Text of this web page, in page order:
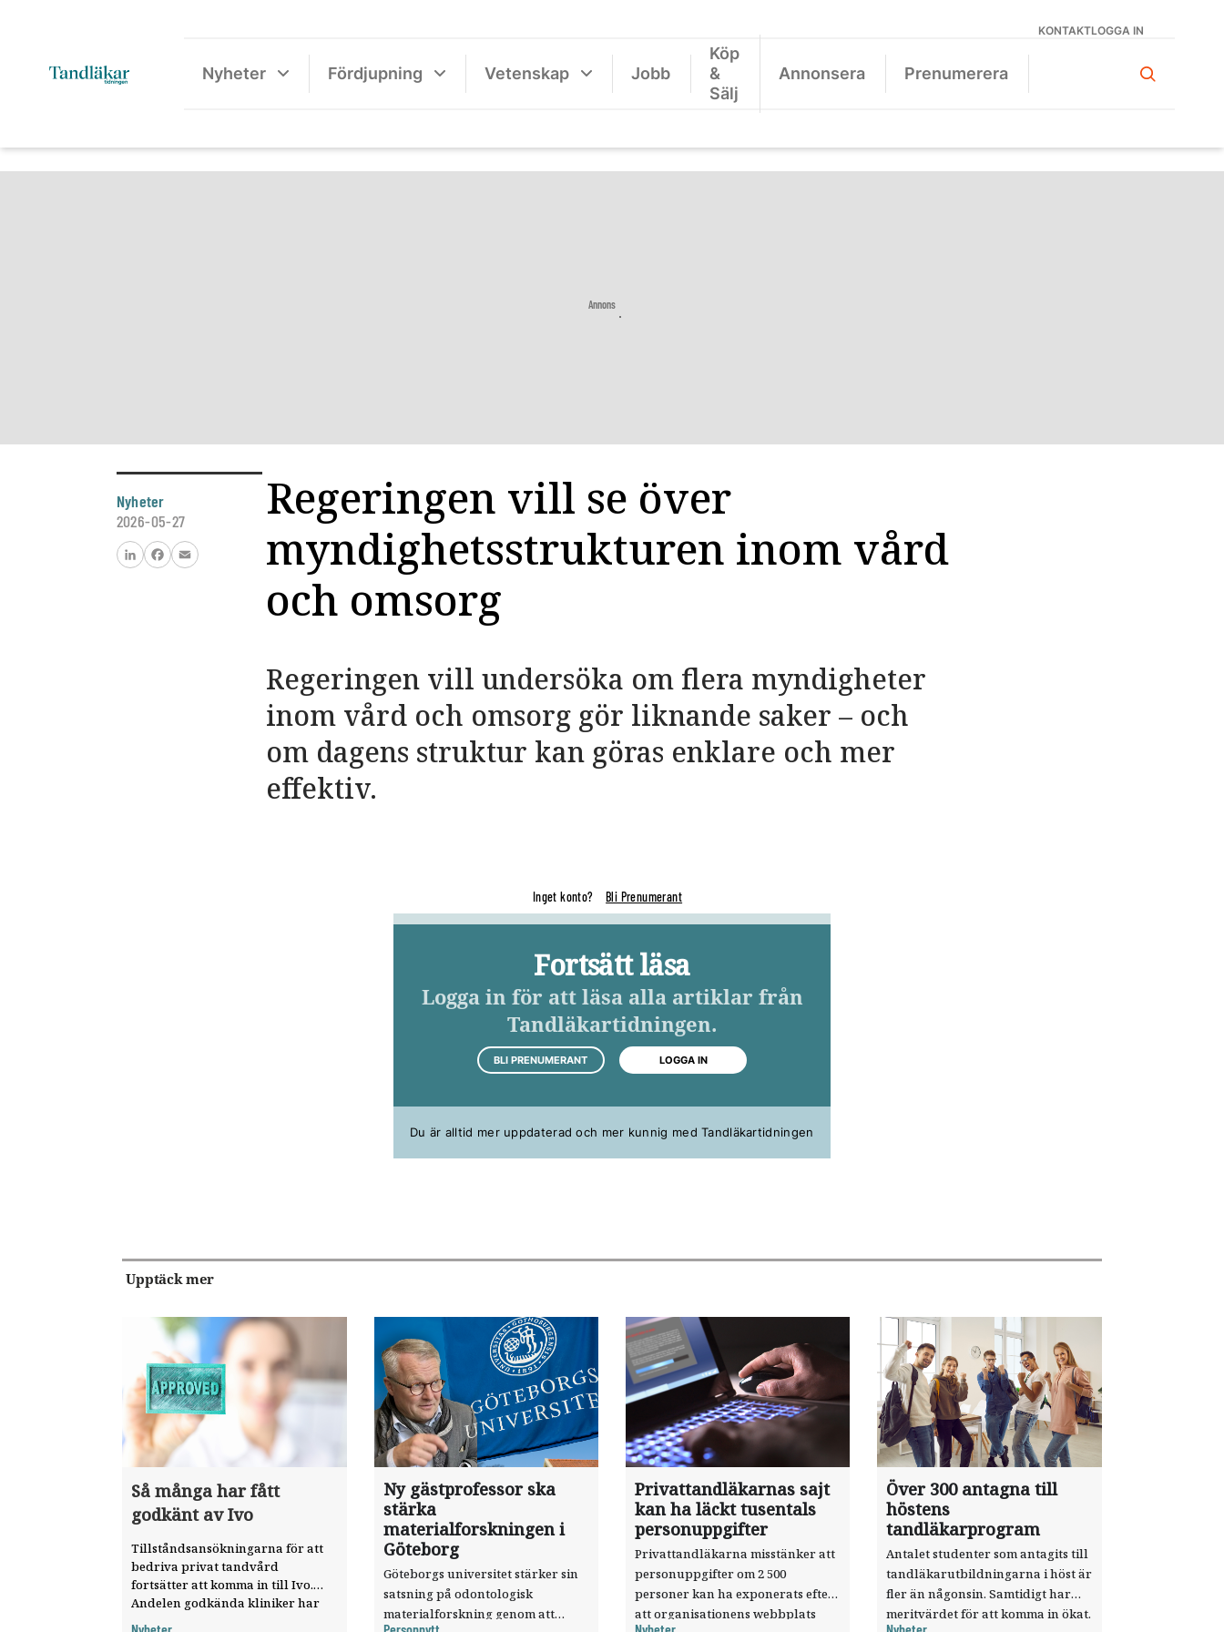
KONTAKTLOGGA IN
Nyheter Fördjupning Vetenskap Jobb
Köp
&
Sälj
Annonsera Prenumerera
Annons
Nyheter
2026-05-27
FacebookEmail
Regeringen vill se över
myndighetsstrukturen inom vård
och omsorg
Regeringen vill undersöka om flera myndigheter
inom vård och omsorg gör liknande saker – och
om dagens struktur kan göras enklare och mer
effektiv.
Inget konto? Bli Prenumerant
Fortsätt läsa
Logga in för att läsa alla artiklar från
Tandläkartidningen.
BLI PRENUMERANT LOGGA IN
Du är alltid mer uppdaterad och mer kunnig med Tandläkartidningen
Upptäck mer
Så många har fått
godkänt av Ivo
Tillståndsansökningarna för att
bedriva privat tandvård
fortsätter att komma in till Ivo.
Andelen godkända kliniker har
Ny gästprofessor ska
stärka
materialforskningen i
Göteborg
Göteborgs universitet stärker sin
satsning på odontologisk
materialforskning genom att
Privattandläkarnas sajt
kan ha läckt tusentals
personuppgifter
Privattandläkarna misstänker att
personuppgifter om 2 500
personer kan ha exponerats efter
att organisationens webbplats
Över 300 antagna till
höstens
tandläkarprogram
Antalet studenter som antagits till
tandläkarutbildningarna i höst är
fler än någonsin. Samtidigt har
meritvärdet för att komma in ökat.